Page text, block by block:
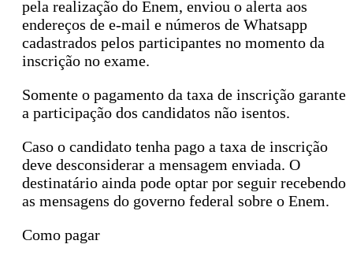
pela realização do Enem, enviou o alerta aos
endereços de e-mail e números de Whatsapp
cadastrados pelos participantes no momento da
inscrição no exame.
Somente o pagamento da taxa de inscrição garante
a participação dos candidatos não isentos.
Caso o candidato tenha pago a taxa de inscrição
deve desconsiderar a mensagem enviada. O
destinatário ainda pode optar por seguir recebendo
as mensagens do governo federal sobre o Enem.
Como pagar